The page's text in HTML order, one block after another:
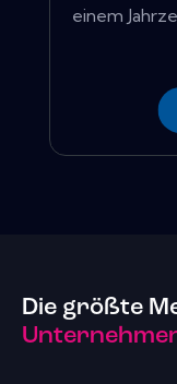
einem
Die größte